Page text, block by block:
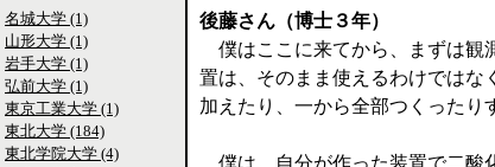
後藤さん（博士３年）
僕はここに来てから、まずは観
置は、そのまま使えるわけではな
加えたり、一から全部つくったり
名城大学 (1)
山形大学 (1)
岩手大学 (1)
弘前大学 (1)
東京工業大学 (1)
東北大学 (184)
東北学院大学 (4)